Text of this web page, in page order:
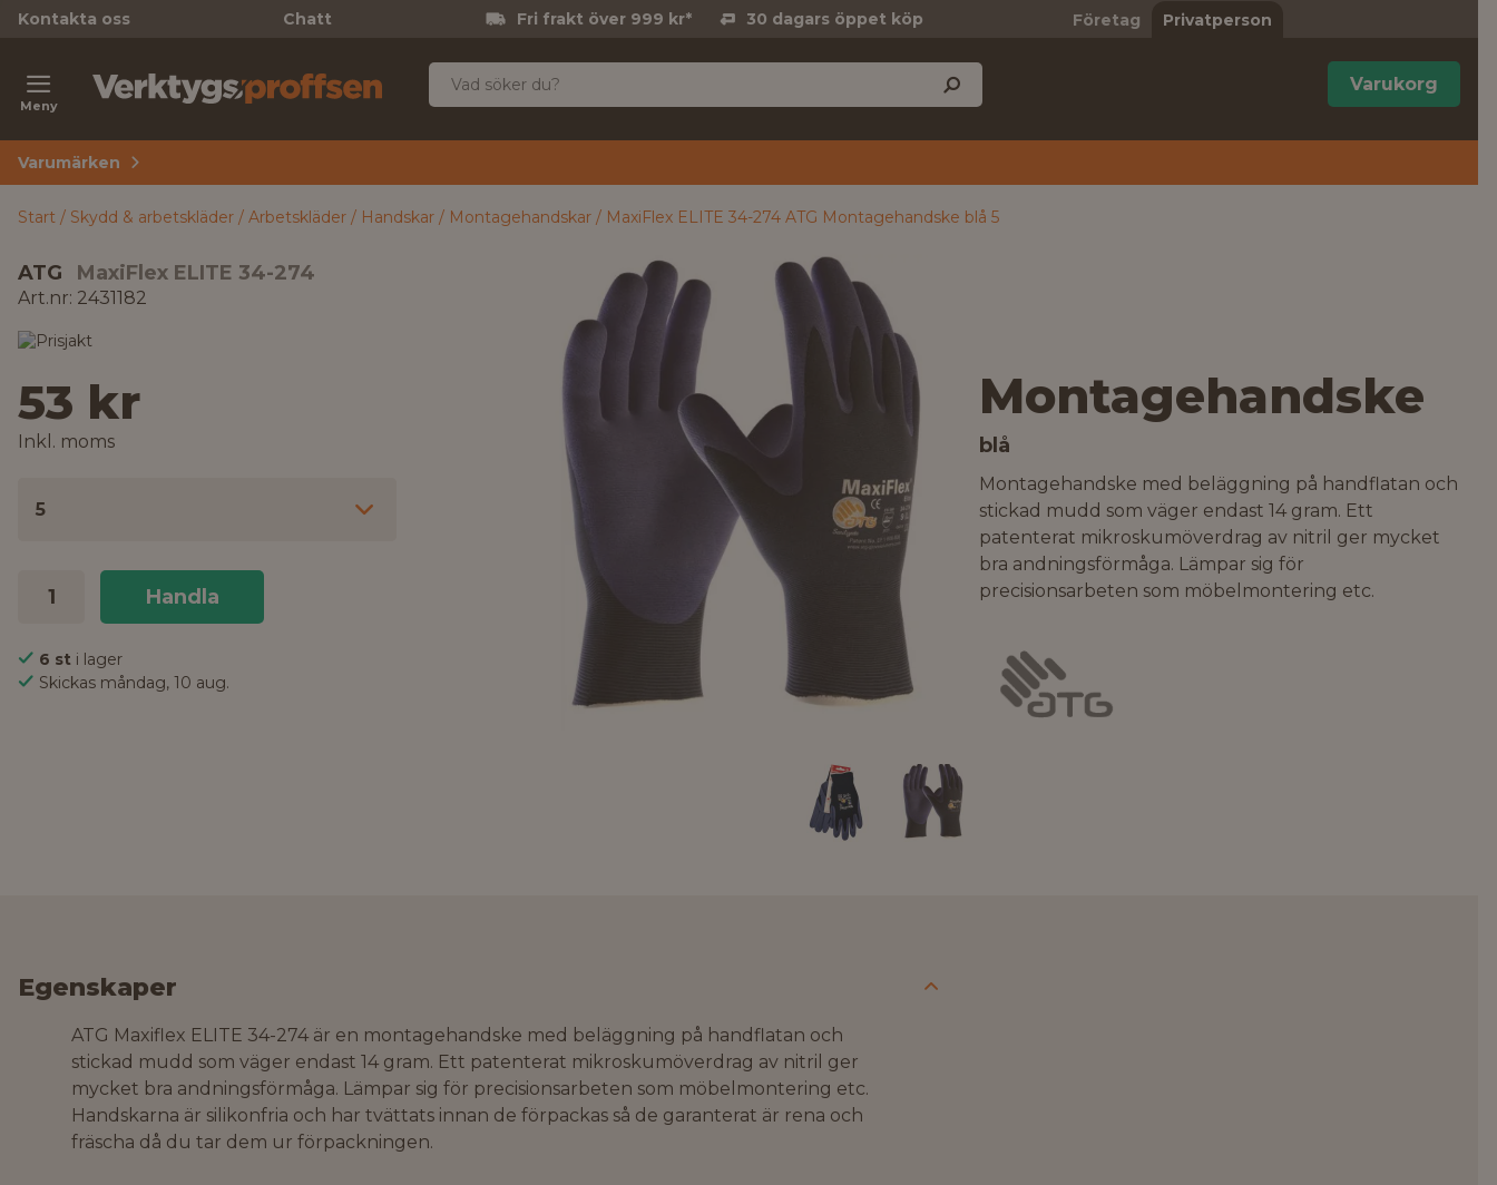
Kontakta oss Chatt Fri frakt över 999 kr* 30 dagars öppet köp Företag Privatperson
Meny
Varukorg
Varumärken
Start Skydd & arbetskläder Arbetskläder Handskar Montagehandskar MaxiFlex ELITE 34-274 ATG Montagehandske blå 5
ATG MaxiFlex ELITE 34-274
Art.nr: 2431182
53 kr
Inkl. moms
5
Handla
6 st i lager
Skickas måndag, 10 aug.
Montagehandske
blå
Montagehandske med beläggning på handflatan och
stickad mudd som väger endast 14 gram. Ett
patenterat mikroskumöverdrag av nitril ger mycket
bra andningsförmåga. Lämpar sig för
precisionsarbeten som möbelmontering etc.
Egenskaper
ATG Maxiflex ELITE 34-274 är en montagehandske med beläggning på handflatan och
stickad mudd som väger endast 14 gram. Ett patenterat mikroskumöverdrag av nitril ger
mycket bra andningsförmåga. Lämpar sig för precisionsarbeten som möbelmontering etc.
Handskarna är silikonfria och har tvättats innan de förpackas så de garanterat är rena och
fräscha då du tar dem ur förpackningen.